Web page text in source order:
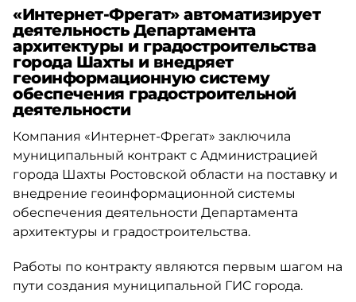
«Интернет-Фрегат» автоматизирует
деятельность Департамента
архитектуры и градостроительства
города Шахты и внедряет
геоинформационную систему
обеспечения градостроительной
деятельности
Компания «Интернет-Фрегат» заключила
муниципальный контракт с Администрацией
города Шахты Ростовской области на поставку и
внедрение геоинформационной системы
обеспечения деятельности Департамента
архитектуры и градостроительства.
Работы по контракту являются первым шагом на
пути создания муниципальной ГИС города.